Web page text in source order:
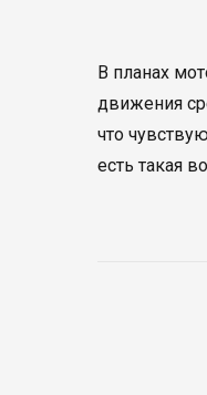
В планах
движения
что
есть такая